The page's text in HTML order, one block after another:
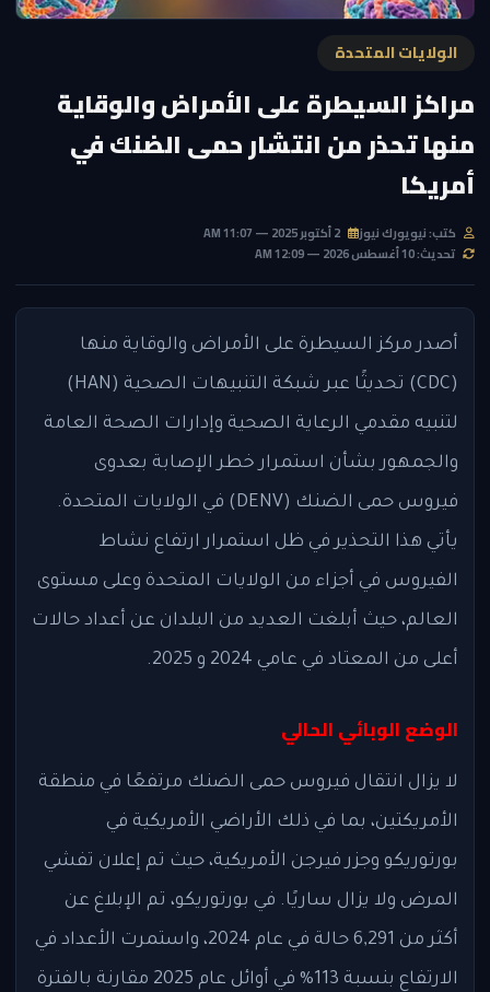
الولايات المتحدة
مراكز السيطرة على الأمراض والوقاية
منها تحذر من انتشار حمى الضنك في
أمريكا
كتب: نيويورك نيوز
تحديث: 10 أغسطس 2026 — 12:09 AM
أصدر مركز السيطرة على الأمراض والوقاية منها
(CDC) تحديثًا عبر شبكة التنبيهات الصحية (HAN)
لتنبيه مقدمي الرعاية الصحية وإدارات الصحة العامة
والجمهور بشأن استمرار خطر الإصابة بعدوى
فيروس حمى الضنك (DENV) في الولايات المتحدة.
يأتي هذا التحذير في ظل استمرار ارتفاع نشاط
الفيروس في أجزاء من الولايات المتحدة وعلى مستوى
العالم، حيث أبلغت العديد من البلدان عن أعداد حالات
أعلى من المعتاد في عامي 2024 و 2025.
الوضع الوبائي الحالي
لا يزال انتقال فيروس حمى الضنك مرتفعًا في منطقة
الأمريكتين، بما في ذلك الأراضي الأمريكية في
بورتوريكو وجزر فيرجن الأمريكية، حيث تم إعلان تفشي
المرض ولا يزال ساريًا. في بورتوريكو، تم الإبلاغ عن
أكثر من 6,291 حالة في عام 2024، واستمرت الأعداد في
الارتفاع بنسبة 113% في أوائل عام 2025 مقارنة بالفترة